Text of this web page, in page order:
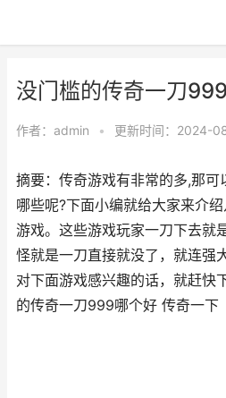
没门槛的传奇一刀
作者： admin • 更新时间：2024-
摘要：传奇游戏有非常的多,那
哪些呢?下面小编就给大家来介
游戏。这些游戏玩家一刀下去就
怪就是一刀直接就没了，就连强
对下面游戏感兴趣的话，就赶快
的传奇一刀999哪个好 传奇一下